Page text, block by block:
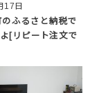
17日
ふるさと納税で
[リピート注文で